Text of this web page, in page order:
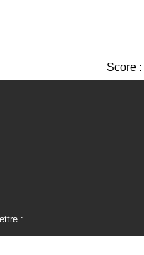
Score :
: